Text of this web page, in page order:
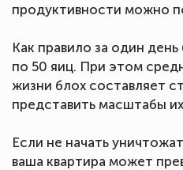
продуктивности можно
Как правило за один
по 50 яиц. При этом
жизни блох составляет
представить масштабы
Если не начать
ваша квартира может